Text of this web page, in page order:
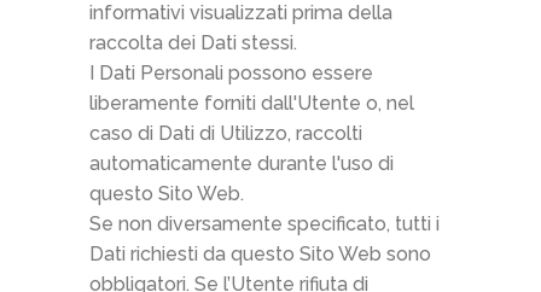
informativi visualizzati prima della
raccolta dei Dati stessi.
I Dati Personali possono essere
liberamente forniti dall'Utente o, nel
caso di Dati di Utilizzo, raccolti
automaticamente durante l'uso di
questo Sito Web.
Se non diversamente specificato, tutti i
Dati richiesti da questo Sito Web sono
obbligatori. Se l’Utente rifiuta di